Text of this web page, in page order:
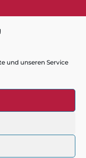
und unseren Service